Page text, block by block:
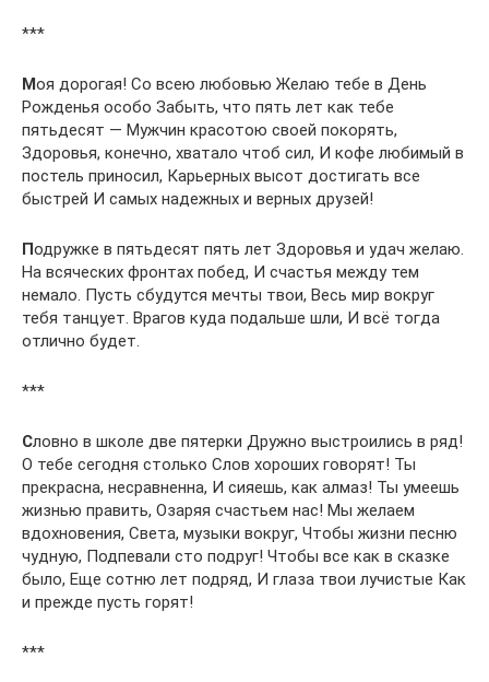
***
Моя дорогая! Со всею любовью Желаю тебе в День
Рожденья особо Забыть, что пять лет как тебе
пятьдесят — Мужчин красотою своей покорять,
Здоровья, конечно, хватало чтоб сил, И кофе любимый в
постель приносил, Карьерных высот достигать все
быстрей И самых надежных и верных друзей!
Подружке в пятьдесят пять лет Здоровья и удач желаю.
На всяческих фронтах побед, И счастья между тем
немало. Пусть сбудутся мечты твои, Весь мир вокруг
тебя танцует. Врагов куда подальше шли, И всё тогда
отлично будет.
***
Словно в школе две пятерки Дружно выстроились в ряд!
О тебе сегодня столько Слов хороших говорят! Ты
прекрасна, несравненна, И сияешь, как алмаз! Ты умеешь
жизнью править, Озаряя счастьем нас! Мы желаем
вдохновения, Света, музыки вокруг, Чтобы жизни песню
чудную, Подпевали сто подруг! Чтобы все как в сказке
было, Еще сотню лет подряд, И глаза твои лучистые Как
и прежде пусть горят!
***